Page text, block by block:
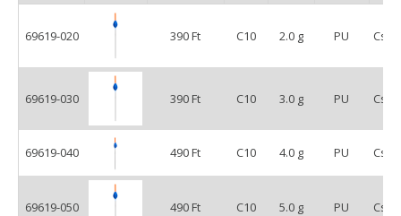
69619-020 390 Ft C10 2.0 g PU
69619-030 390 Ft C10 3.0 g PU
69619-040 490 Ft C10 4.0 g PU
69619-050 490 Ft C10 5.0 g PU